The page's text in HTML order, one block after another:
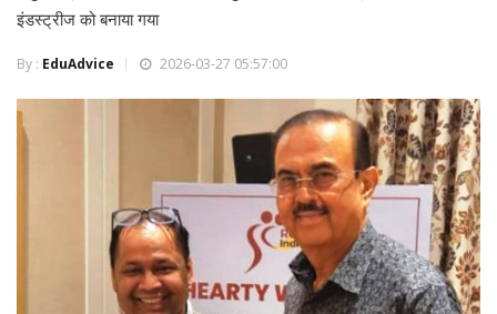
इंडस्ट्रीज को बनाया गया
By : EduAdvice 2026-03-27 05:57:00